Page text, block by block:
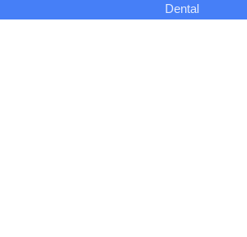
Dental